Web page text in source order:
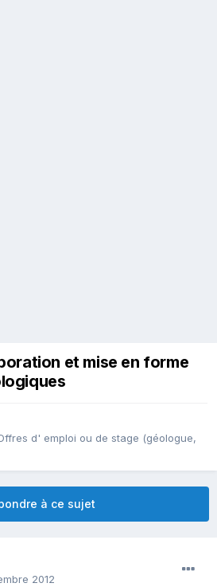
et mise en forme
d' emploi ou de stage (géologue,
à ce sujet
2012